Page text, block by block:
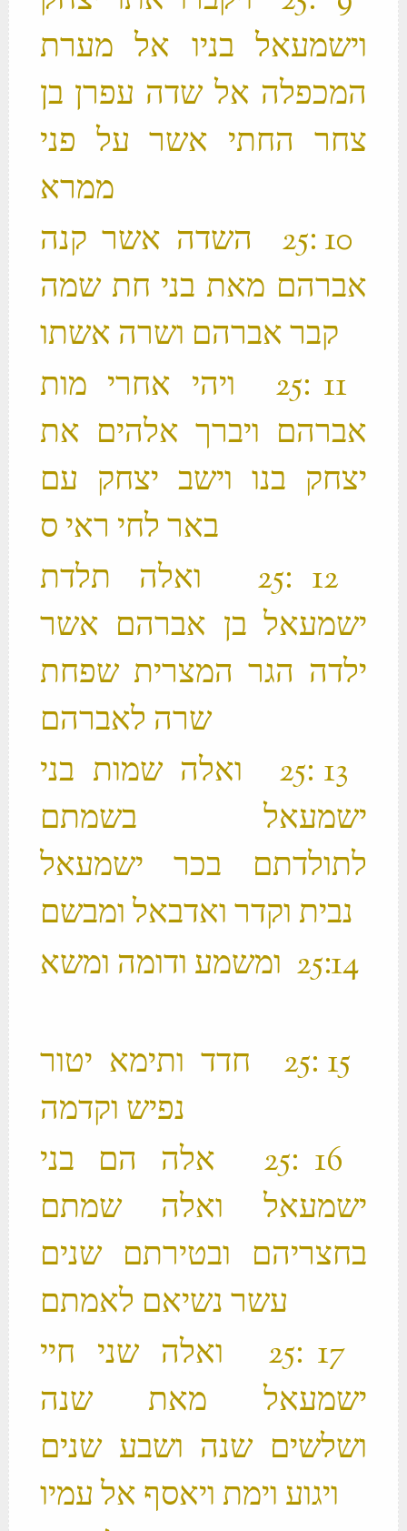
וישמעאל בניו אל מערת
המכפלה אל שדה עפרן בן
צחר החתי אשר על פני
‫ 10 ׃25 השדה אשר קנה
אברהם מאת בני חת שמה
‫ 11 ׃25 ויהי אחרי מות
אברהם ויברך אלהים את
יצחק בנו וישב יצחק עם
‫ 12 ׃25 ואלה תלדת
ישמעאל בן אברהם אשר
ילדה הגר המצרית שפחת
שרה לאברהם ‬
‫ 13 ׃25 ואלה שמות בני
ישמעאל בשמתם
לתולדתם בכר ישמעאל
‫ 14 ׃25 ומשמע ודומה ומשא
‫ 15 ׃25 חדד ותימא יטור
‫ 16 ׃25 אלה הם בני
ישמעאל ואלה שמתם
בחצריהם ובטירתם שנים
‫ 17 ׃25 ואלה שני חיי
ישמעאל מאת שנה
ושלשים שנה ושבע שנים